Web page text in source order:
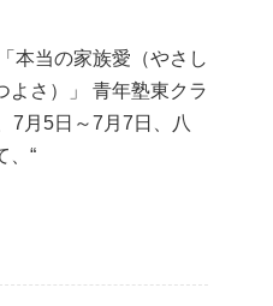
本当の家族愛（やさし
よさ）」 青年塾東クラ
7月5日～7月7日、八
、“